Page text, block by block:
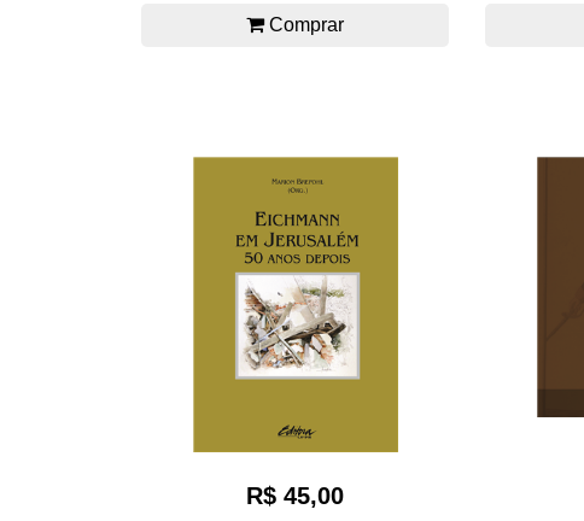
Comprar
R$ 45,00